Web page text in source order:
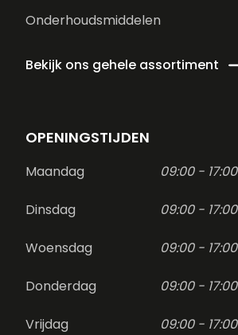
Onderhoudsmiddelen
Bekijk ons gehele assortiment
OPENINGSTIJDEN
Maandag 09:00 - 17:00
Dinsdag 09:00 - 17:00
Woensdag 09:00 - 17:00
Donderdag 09:00 - 17:00
Vrijdag 09:00 - 17:00